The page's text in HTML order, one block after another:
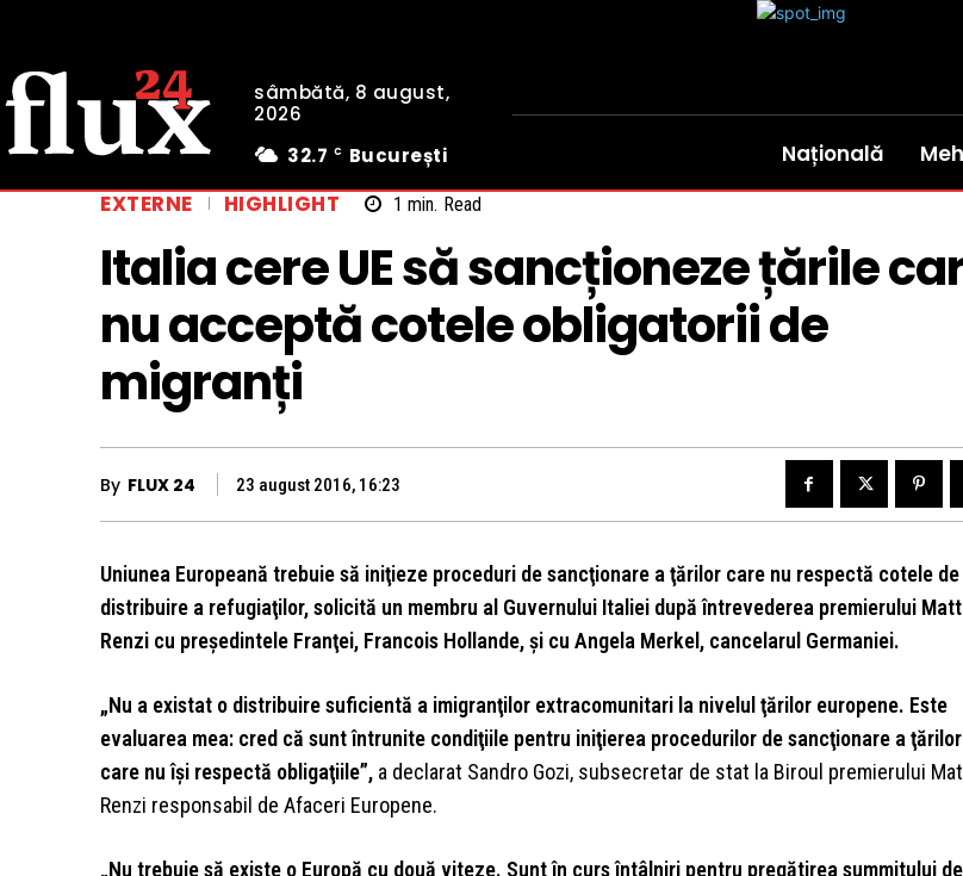
sâmbătă, 8 august,
2026
32.7 C București Națională
EXTERNE HIGHLIGHT 1 min. Read
Italia cere UE să sancționeze țările
nu acceptă cotele obligatorii de
migranți
By FLUX 24 23 august 2016, 16:23
Uniunea Europeană trebuie să iniţieze proceduri de sancţionare a ţărilor care nu respectă cotele de
distribuire a refugiaţilor, solicită un membru al Guvernului Italiei după întrevederea premierului
Renzi cu preşedintele Franţei, Francois Hollande, şi cu Angela Merkel, cancelarul Germaniei.
„Nu a existat o distribuire suficientă a imigranţilor extracomunitari la nivelul ţărilor europene. Este
evaluarea mea: cred că sunt întrunite condiţiile pentru iniţierea procedurilor de sancţionare a ţărilor
care nu îşi respectă obligaţiile”, a declarat Sandro Gozi, subsecretar de stat la Biroul premierului
Renzi responsabil de Afaceri Europene.
„Nu trebuie să existe o Europă cu două viteze. Sunt în curs întâlniri pentru pregătirea summitului